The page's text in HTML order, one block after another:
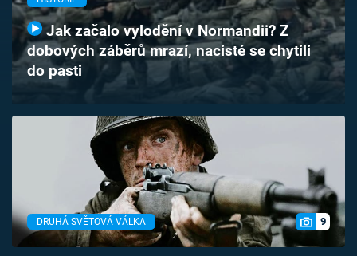
Časopis
Sledujte prima+
Jak začalo vylodění v Normandii? Z
dobových záběrů mrazí, nacisté se chytili
do pasti
DRUHÁ SVĚTOVÁ VÁLKA 9